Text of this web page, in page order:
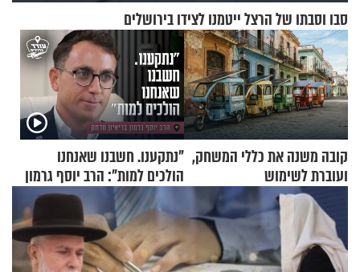
סבו וסבתו של הרצל ייטמנו לצידו בירושלים
קובה משנה את כללי המשחק,
ועוברת לשימוש
בתלת־אופנועים סולאריים
"נתקענו. חשבנו שאנחנו
הולכים למות": הרב יוסף גרמון
בריאיון מרתק